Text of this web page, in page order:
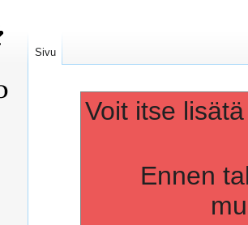
Voit itse
Ennen
Sivu